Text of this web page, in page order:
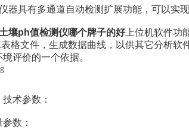
具有多通道自动检测扩展功能，可以实现
土壤ph值检测仪哪个牌子的好上位机软件功
格文件，生成数据曲线，以供其它分析软
评价的一个依据。
术参数：
数：